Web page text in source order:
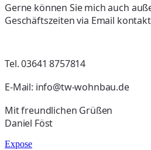
Gerne können Sie mich auch
Geschäftszeiten via Email
Tel. 03641 8757814
E-Mail: info@tw-wohnbau.de
Mit freundlichen Grüßen
Daniel Föst
Expose